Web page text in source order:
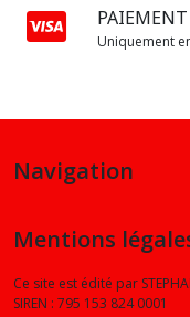
PAIEMENT
Uniquement
Navigation
Mentions
Ce site est édité par
SIREN : 795 153 824 0001